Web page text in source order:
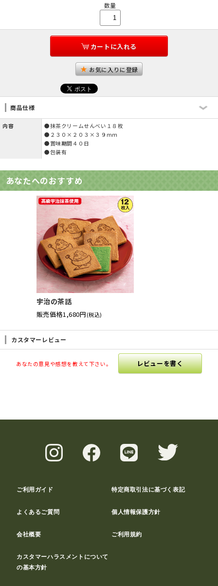
数量
カートに入れる
お気に入りに登録
商品仕様
内容
●抹茶クリームせんべい１８枚
●２３０×２０３×３９ｍｍ
●賞味期間４０日
●包装有
あなたへのおすすめ
宇治の茶話
販売価格1,680円(税込)
カスタマーレビュー
あなたの意見や感想を教えて下さい。 レビューを書く
ご利用ガイド 特定商取引法に基づく表記
よくあるご質問 個人情報保護方針
会社概要 ご利用規約
カスタマーハラスメントについて
の基本方針